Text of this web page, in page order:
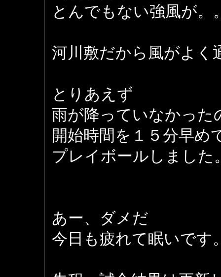
とんでもない強風が。
河川敷だから風がよく
とりあえず
雨が降っていなかった
開始時間を１５分早め
プレイボールしました
あー、ダメだ
今日も疲れて眠いです